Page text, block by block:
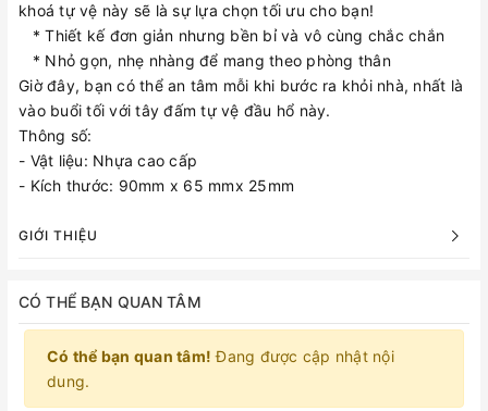
khoá tự vệ này sẽ là sự lựa chọn tối ưu cho bạn!
* Thiết kế đơn giản nhưng bền bỉ và vô cùng chắc chắn
* Nhỏ gọn, nhẹ nhàng để mang theo phòng thân
Giờ đây, bạn có thể an tâm mỗi khi bước ra khỏi nhà, nhất là
vào buổi tối với tây đấm tự vệ đầu hổ này.
Thông số:
- Vật liệu: Nhựa cao cấp
- Kích thước: 90mm x 65 mmx 25mm
GIỚI THIỆU
CÓ THỂ BẠN QUAN TÂM
Có thể bạn quan tâm! Đang được cập nhật nội
dung.